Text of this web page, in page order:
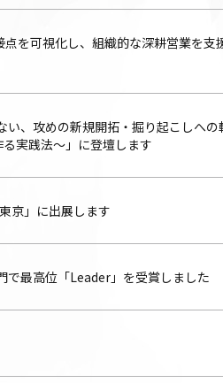
を可視化し、組織的な深耕営業を支
い、攻めの新規開拓・掘り起こしへの
実践法〜」に登壇します
京」に出展します
最高位「Leader」を受賞しました